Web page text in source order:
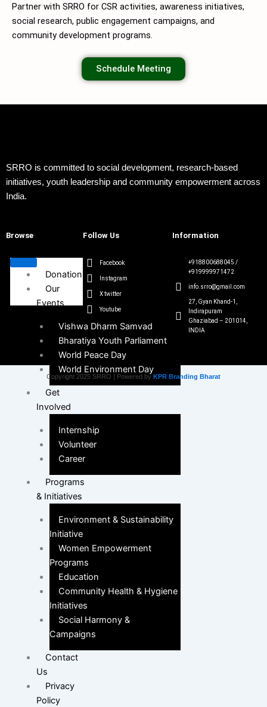
Partner with SRRO for CSR activities, awareness initiatives,
social research, public engagement campaigns, and
community development programs.
Schedule Meeting
SRRO is committed to social development, research-based
initiatives, youth leadership and community empowerment across
India.
Browse
Donation
Our
Events
Vishwa Dharm Samvad
Bharatiya Youth Parliament
World Peace Day
World Environment Day
Get
Involved
Internship
Volunteer
Career
Programs
& Initiatives
Environment & Sustainability
Initiative
Women Empowerment
Programs
Education
Community Health & Hygiene
Initiatives
Social Harmony &
Campaigns
Contact
Us
Privacy
Policy
Follow Us
Facebook
Instagram
X twitter
Youtube
Information
+918800688045 /
+919999971472
info.srro@gmail.com
27, Gyan Khand-1,
Indirapuram
Ghaziabad – 201014,
INDIA
Copyright 2025 SRRO | Powered by KPR Branding Bharat